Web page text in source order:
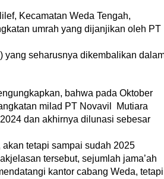
Kecamatan Weda Tengah,
umrah yang dijanjikan oleh PT
yang seharusnya dikembalikan
bahwa pada Oktober
milad PT Novavil Mutiara
dan akhirnya dilunasi sebesar
tetapi sampai sudah 2025
tersebut, sejumlah jama’ah
kantor cabang Weda, tetapi